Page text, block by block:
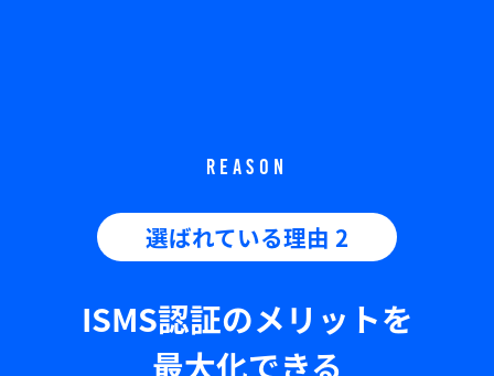
REASON
選ばれている理由 2
ISMS認証のメリットを
最大化できる